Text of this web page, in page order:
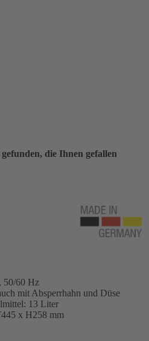
die Ihnen gefallen
50/60 Hz
mit Absperrhahn und Düse
13 Liter
x H258 mm